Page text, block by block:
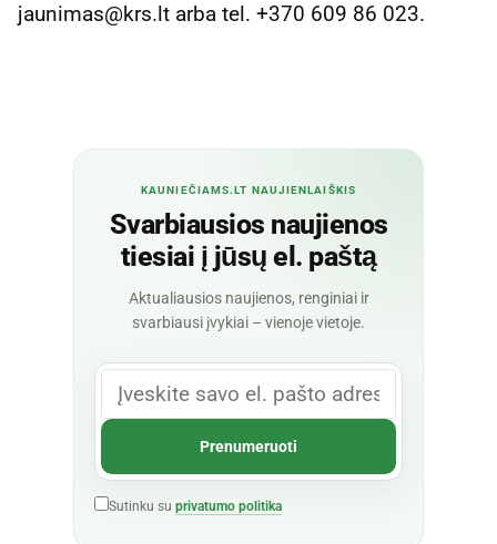
jaunimas@krs.lt arba tel. +370 609 86 023.
KAUNIEČIAMS.LT NAUJIENLAIŠKIS
Svarbiausios naujienos
tiesiai į jūsų el. paštą
Aktualiausios naujienos, renginiai ir
svarbiausi įvykiai – vienoje vietoje.
Sutinku su privatumo politika